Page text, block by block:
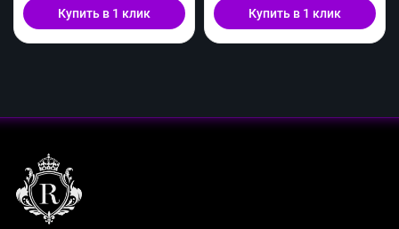
Купить в 1 клик Купить в 1 клик